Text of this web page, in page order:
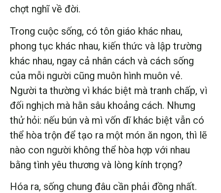
chợt nghĩ về đời.
Trong cuộc sống, có tôn giáo khác nhau,
phong tục khác nhau, kiến thức và lập trường
khác nhau, ngay cả nhân cách và cách sống
của mỗi người cũng muôn hình muôn vẻ.
Người ta thường vì khác biệt mà tranh chấp, vì
đối nghịch mà hằn sâu khoảng cách. Nhưng
thử hỏi: nếu bún và mì vốn dĩ khác biệt vẫn có
thể hòa trộn để tạo ra một món ăn ngon, thì lẽ
nào con người không thể hòa hợp với nhau
bằng tình yêu thương và lòng kính trọng?
Hóa ra, sống chung đâu cần phải đồng nhất.